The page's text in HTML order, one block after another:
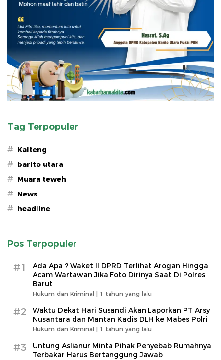
Tag Terpopuler
# Kalteng
# barito utara
# Muara teweh
# News
# headline
Pos Terpopuler
#1
Ada Apa ? Waket ll DPRD Terlihat Arogan Hingga
Acam Wartawan Jika Foto Dirinya Saat Di Polres
Barut
Hukum dan Kriminal | 1 tahun yang lalu
#2
Waktu Dekat Hari Susandi Akan Laporkan PT Arsy
Nusantara dan Mantan Kadis DLH ke Mabes Polri
Hukum dan Kriminal | 1 tahun yang lalu
#3
Untung Aslianur Minta Pihak Penyebab Rumahnya
Terbakar Harus Bertanggung Jawab